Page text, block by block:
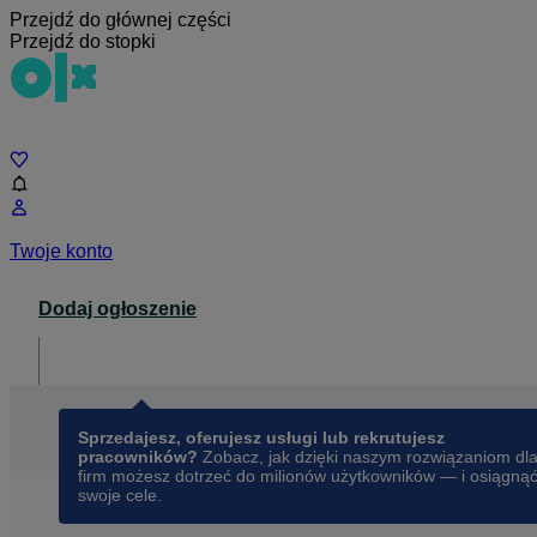
Przejdź do głównej części
Przejdź do stopki
Twoje konto
Dodaj ogłoszenie
Sprzedajesz, oferujesz usługi lub rekrutujesz
pracowników? Zobacz, jak dzięki naszym rozwiązaniom dla
firm możesz dotrzeć do milionów użytkowników — i osiągnąć
swoje cele.